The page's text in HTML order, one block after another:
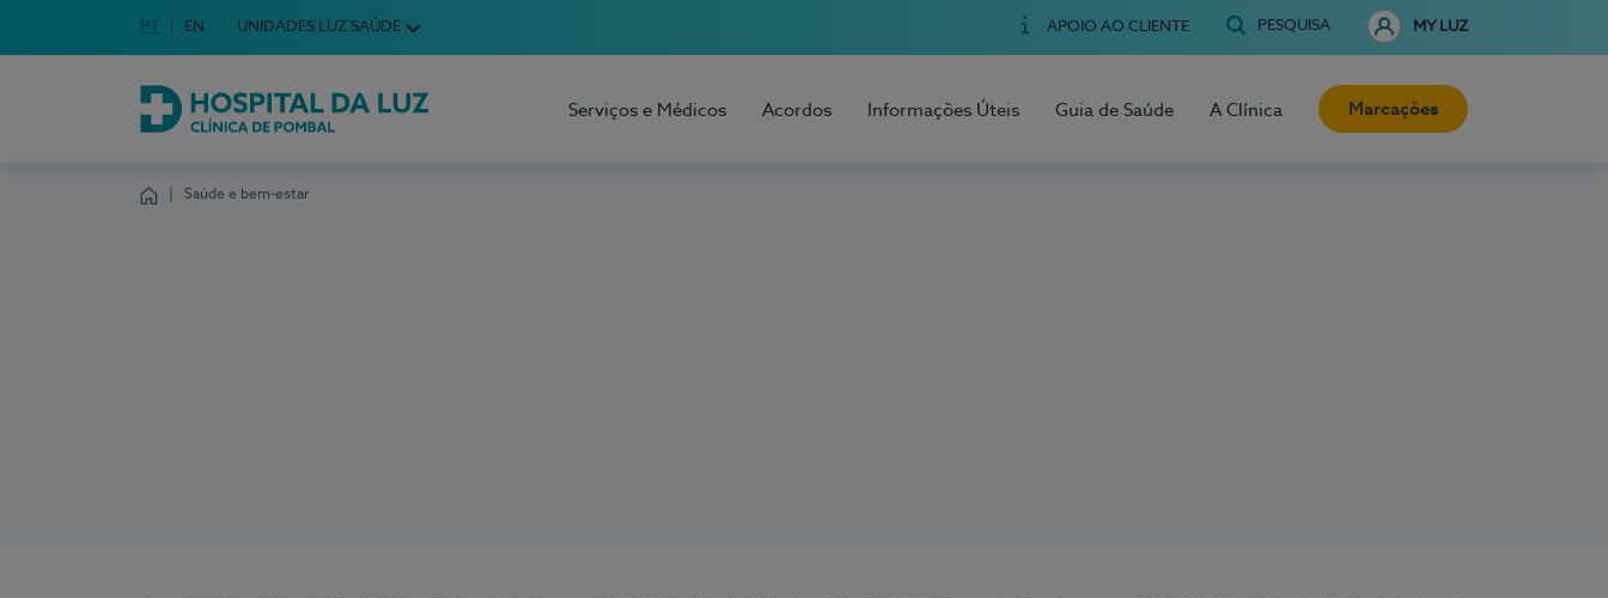
Escolha o seu idioma
Idioma em Português
PT English Language
EN UNIDADES LUZ SAÚDE APOIO AO CLIENTE PESQUISA MY LUZ
Hospital da Luz Clínica de Pombal
Serviços e Médicos Acordos Informações Úteis Guia de Saúde A Clínica Marcações
Saúde e bem-estar